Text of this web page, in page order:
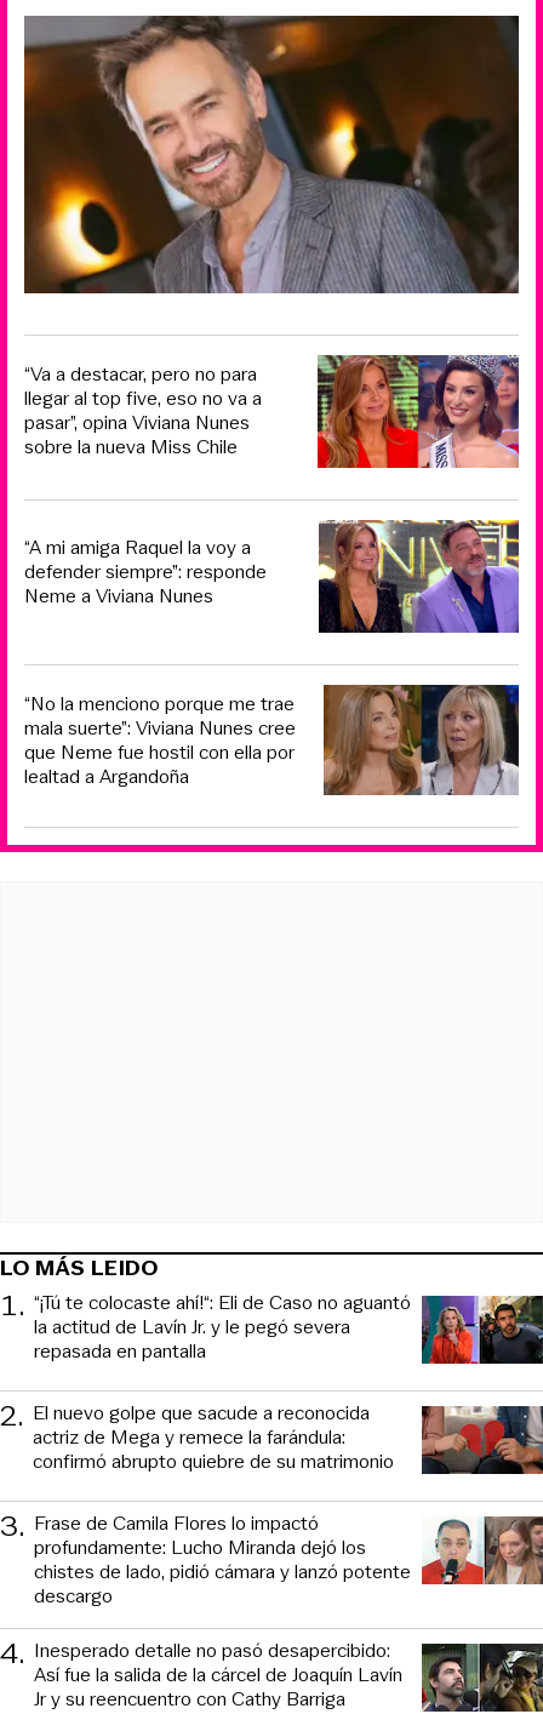
“Va a destacar, pero no para
llegar al top five, eso no va a
pasar”, opina Viviana Nunes
sobre la nueva Miss Chile
“A mi amiga Raquel la voy a
defender siempre”: responde
Neme a Viviana Nunes
“No la menciono porque me trae
mala suerte”: Viviana Nunes cree
que Neme fue hostil con ella por
lealtad a Argandoña
LO MÁS LEIDO
1. “¡Tú te colocaste ahí!“: Eli de Caso no aguantó
la actitud de Lavín Jr. y le pegó severa
repasada en pantalla
2. El nuevo golpe que sacude a reconocida
actriz de Mega y remece la farándula:
confirmó abrupto quiebre de su matrimonio
3. Frase de Camila Flores lo impactó
profundamente: Lucho Miranda dejó los
chistes de lado, pidió cámara y lanzó potente
descargo
4. Inesperado detalle no pasó desapercibido:
Así fue la salida de la cárcel de Joaquín Lavín
Jr y su reencuentro con Cathy Barriga